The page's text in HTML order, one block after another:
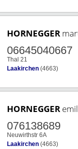
HORNEGGER
06645040667
Thal 21
Laakirchen (4663)
HORNEGGER
076138689
Neuwirthstr 6A
Laakirchen (4663)